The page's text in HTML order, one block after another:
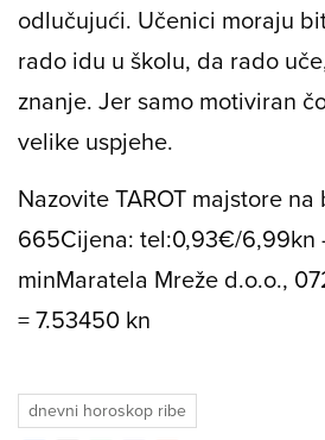
odlučujući. Učenici moraju
rado idu u školu, da rado
znanje. Jer samo motiviran
velike uspjehe.
Nazovite TAROT majstore
665Cijena: tel:0,93€/6,99kn
minMaratela Mreže d.o.o.,
= 7.53450 kn
dnevni horoskop ribe